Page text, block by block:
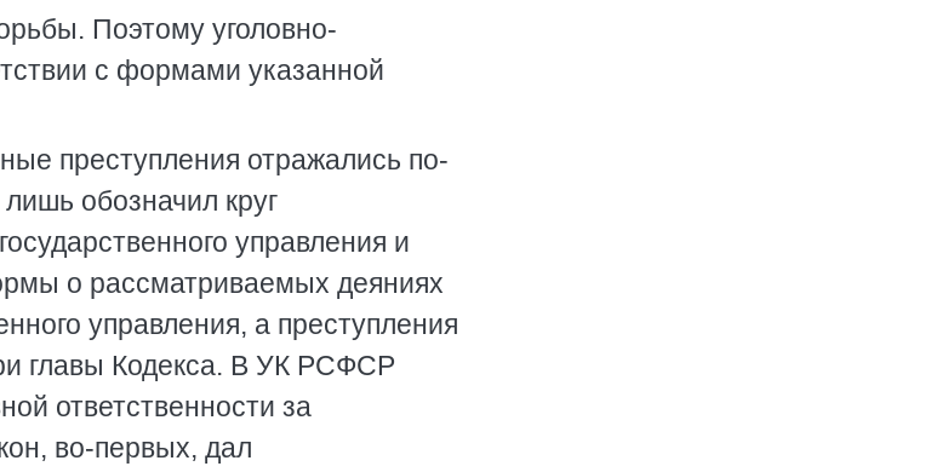
Поэтому уголовно-
с формами указанной
преступления отражались по-
обозначил круг
управления и
о рассматриваемых деяниях
управления, а преступления
главы Кодекса. В УК РСФСР
ответственности за
во-первых, дал